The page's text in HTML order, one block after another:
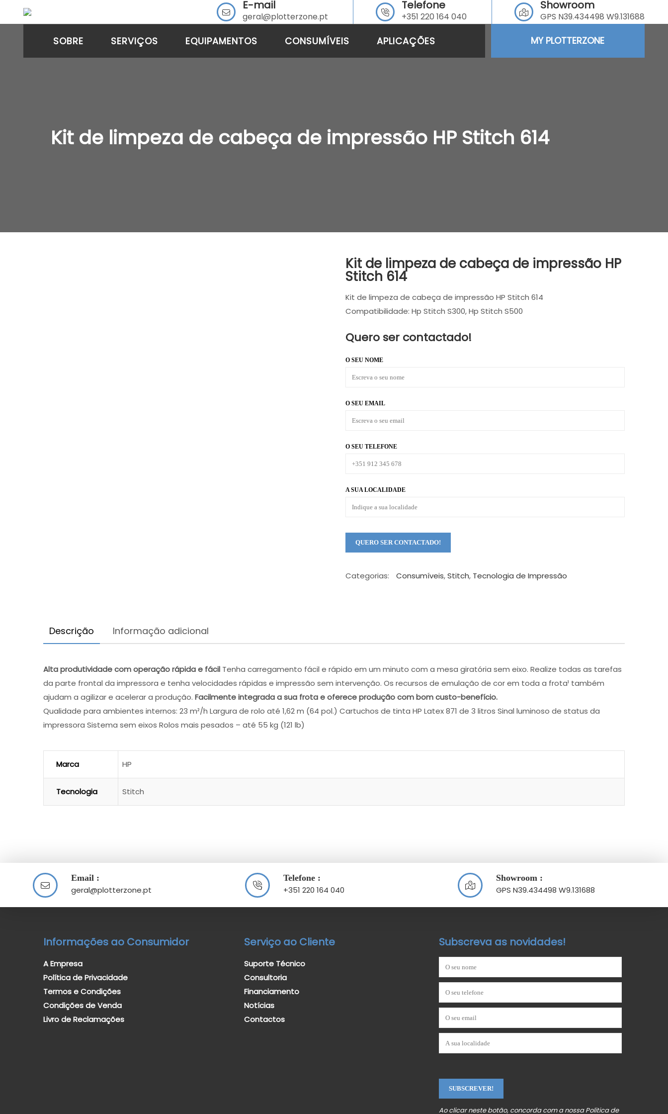
E-mail
geral@plotterzone.pt
Telefone
+351 220 164 040
Showroom
GPS N39.434498 W9.131688
SOBRE SERVIÇOS EQUIPAMENTOS CONSUMÍVEIS APLICAÇÕES MY PLOTTERZONE
Kit de limpeza de cabeça de impressão HP Stitch 614
Kit de limpeza de cabeça de impressão HP
Stitch 614
Kit de limpeza de cabeça de impressão HP Stitch 614
Compatibilidade: Hp Stitch S300, Hp Stitch S500
Quero ser contactado!
O SEU NOME
O SEU EMAIL
O SEU TELEFONE
A SUA LOCALIDADE
Categorias: Consumíveis,Stitch, Tecnologia de Impressão
Descrição Informação adicional
Alta produtividade com operação rápida e fácil Tenha carregamento fácil e rápido em um minuto com a mesa giratória sem eixo. Realize todas as tarefas
da parte frontal da impressora e tenha velocidades rápidas e impressão sem intervenção. Os recursos de emulação de cor em toda a frota¹ também
ajudam a agilizar e acelerar a produção. Facilmente integrada a sua frota e oferece produção com bom custo-benefício.
Qualidade para ambientes internos: 23 m²/h Largura de rolo até 1,62 m (64 pol.) Cartuchos de tinta HP Latex 871 de 3 litros Sinal luminoso de status da
impressora Sistema sem eixos Rolos mais pesados – até 55 kg (121 lb)
Marca HP
Tecnologia Stitch
Email :
geral@plotterzone.pt
Telefone :
+351 220 164 040
Showroom :
GPS N39.434498 W9.131688
Informações ao Consumidor
A Empresa
Política de Privacidade
Termos e Condições
Condições de Venda
Livro de Reclamações
Serviço ao Cliente
Suporte Técnico
Consultoria
Financiamento
Notícias
Contactos
Subscreva as novidades!
Ao clicar neste botão, concorda com a nossaPolitica de